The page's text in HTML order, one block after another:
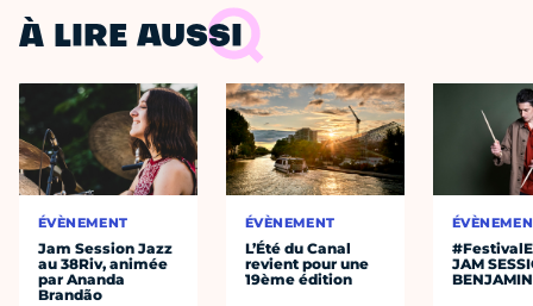
À LIRE AUSSI
ÉVÈNEMENT
Jam Session Jazz
au 38Riv, animée
par Ananda
Brandão
ÉVÈNEMENT
L’Été du Canal
revient pour une
19ème édition
JAM